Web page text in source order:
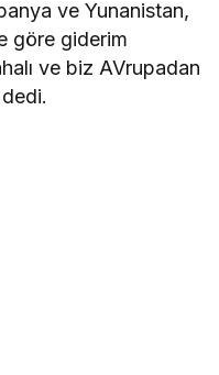
ve Yunanistan,
göre giderim
ve biz AVrupadan